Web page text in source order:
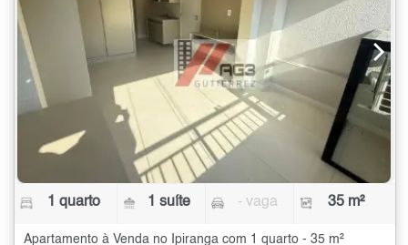
1 quarto 1 suíte - vaga 35 m²
Apartamento à Venda no Ipiranga com 1 quarto - 35 m²